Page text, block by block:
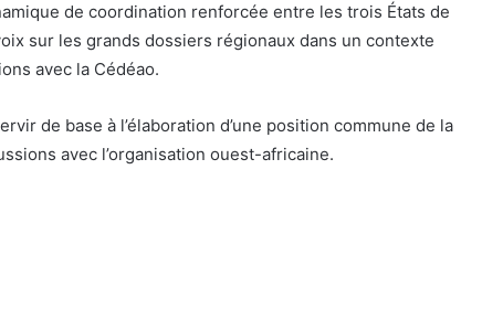
de coordination renforcée entre les trois États de
sur les grands dossiers régionaux dans un contexte
avec la Cédéao.
de base à l’élaboration d’une position commune de la
avec l’organisation ouest-africaine.